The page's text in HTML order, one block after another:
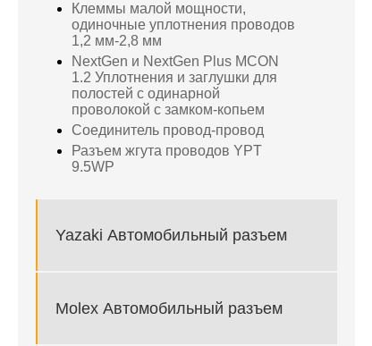
Клеммы малой мощности,
одиночные уплотнения проводов
1,2 мм-2,8 мм
NextGen и NextGen Plus MCON
1.2 Уплотнения и заглушки для
полостей с одинарной
проволокой с замком-копьем
Соединитель провод-провод
Разъем жгута проводов YPT
9.5WP
Yazaki Автомобильный разъем
Molex Автомобильный разъем